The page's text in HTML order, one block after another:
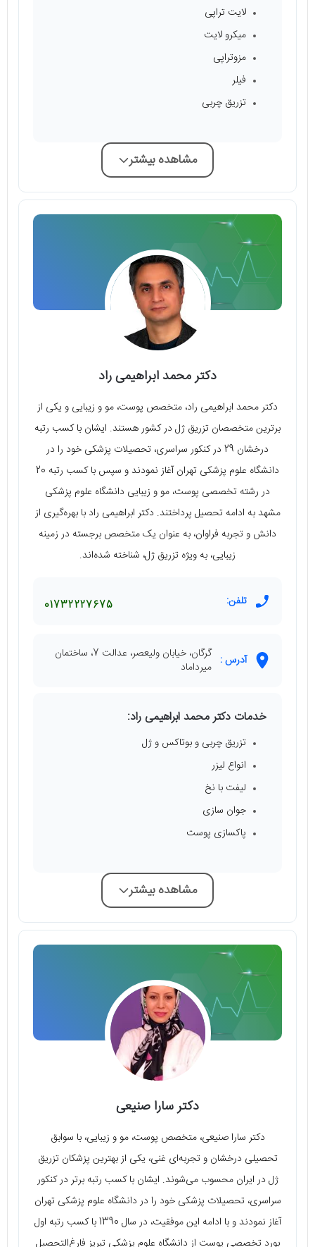
لایت تراپی
میکرو لایت
مزوتراپی
فیلر
تزریق چربی
مشاهده بیشتر
دکتر محمد ابراهیمی راد
دکتر محمد ابراهیمی راد، متخصص پوست، مو و زیبایی و یکی از
برترین متخصصان تزریق ژل در کشور هستند. ایشان با کسب رتبه
درخشان 29 در کنکور سراسری، تحصیلات پزشکی خود را در
دانشگاه علوم پزشکی تهران آغاز نمودند و سپس با کسب رتبه 20
در رشته تخصصی پوست، مو و زیبایی دانشگاه علوم پزشکی
مشهد به ادامه تحصیل پرداختند. دکتر ابراهیمی راد با بهره‌گیری از
دانش و تجربه فراوان، به عنوان یک متخصص برجسته در زمینه
زیبایی، به ویژه تزریق ژل، شناخته شده‌اند.
تلفن: 01732227675
آدرس :
گرگان، خیابان ولیعصر، عدالت 7، ساختمان
میرداماد
خدمات دکتر محمد ابراهیمی راد:
تزریق چربی و بوتاکس و ژل
انواع لیزر
لیفت با نخ
جوان سازی
پاکسازی پوست
مشاهده بیشتر
دکتر سارا صنیعی
دکتر سارا صنیعی، متخصص پوست، مو و زیبایی، با سوابق
تحصیلی درخشان و تجربه‌ای غنی، یکی از بهترین پزشکان تزریق
ژل در ایران محسوب می‌شوند. ایشان با کسب رتبه برتر در کنکور
سراسری، تحصیلات پزشکی خود را در دانشگاه علوم پزشکی تهران
آغاز نمودند و با ادامه این موفقیت، در سال 1390 با کسب رتبه اول